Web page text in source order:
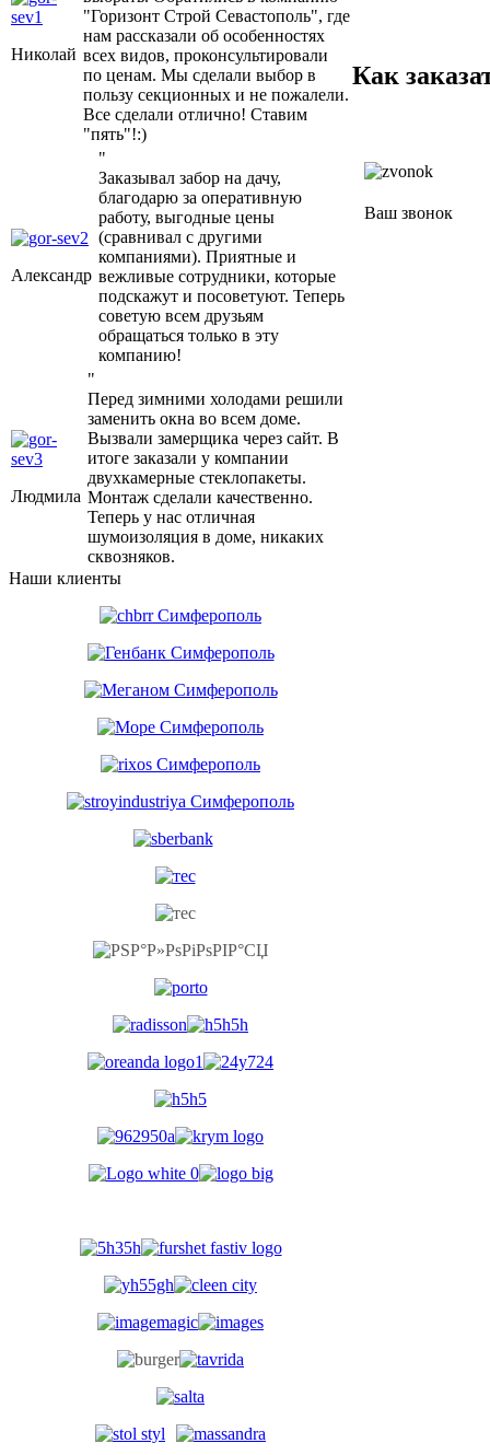
Николай
"Горизонт Строй Севастополь", где
нам рассказали об особенностях
всех видов, проконсультировали
по ценам. Мы сделали выбор в
пользу секционных и не пожалели.
Все сделали отлично! Ставим
"пять"!:)
Александр
"
Заказывал забор на дачу,
благодарю за оперативную
работу, выгодные цены
(сравнивал с другими
компаниями). Приятные и
вежливые сотрудники, которые
подскажут и посоветуют. Теперь
советую всем друзьям
обращаться только в эту
компанию!
Людмила
"
Перед зимними холодами решили
заменить окна во всем доме.
Вызвали замерщика через сайт. В
итоге заказали у компании
двухкамерные стеклопакеты.
Монтаж сделали качественно.
Теперь у нас отличная
шумоизоляция в доме, никаких
сквозняков.
Наши клиенты
Как
Ваш звонок